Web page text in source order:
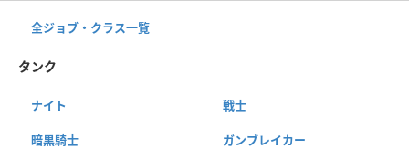
全ジョブ・クラス一覧
タンク
ナイト 戦士
暗黒騎士 ガンブレイカー